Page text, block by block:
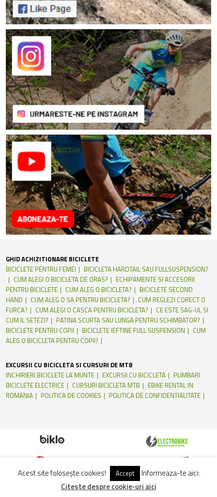
GHID ACHIZITIONARE BICICLETE
BICICLETE PENTRU FEMEI
BICICLETA HARDTAIL SAU FULLSUSPENSION?
CUM ALEGI O BICICLETA DE ORAS?
ECHIPAMENTE SI ACCESORII
PENTRU BICICLETE
CUM ALEG O BICICLETA?
BICICLETE SECOND
HAND
CUM ALEG O SA PENTRU BICICLETA?
CUM REGLEZI CORECT O
FURCA?
CUM ALEGI O CASCA PENTRU BICICLETA?
CE ESTE SAG-UL SI
CUM IL SETEZI?
PATINA SCURTA SAU LUNGA PENTRU SCHIMBATOR?
BICICLETE PENTRU COPII
BICICLETE IEFTINE FULL SUSPENSION
CUM
ALEG O BICICLETA PENTRU COPII?
EXCURSII CU BICICLETA SI CURSURI DE MTB
INCHIRIERI BICICLETE LA MUNTE
EXCURSII CU BICICLETA
PLIMBARI
BICICLETE ELECTRICE
CURSURI BICICLETA MTB
EBIKE RENTAL IN
ROMANIA
POLITICA DE COOKIES POLITICA DE CONFIDENTIALITATE
Acest site folosește cookies! Accept
Informeaza-te aici:
Citeste despre cookie-uri aici